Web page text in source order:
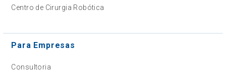
Centro de Cirurgia Robótica
Para Empresas
Consultoria